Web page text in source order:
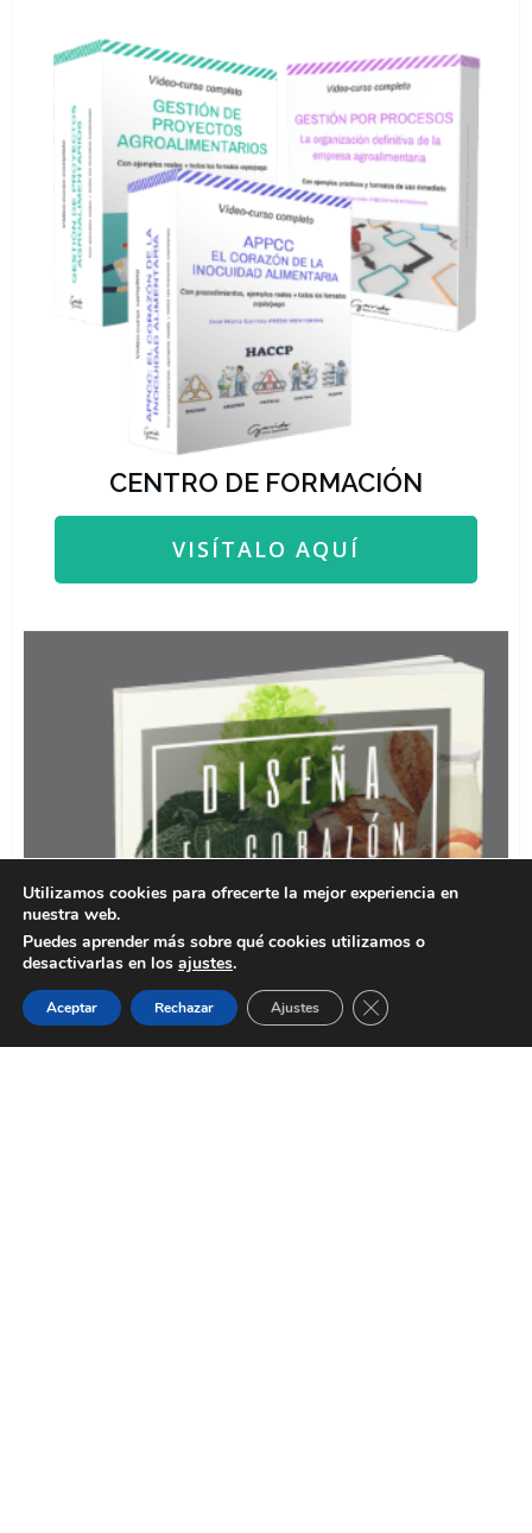
CENTRO DE FORMACIÓN
VISÍTALO AQUÍ
Utilizamos cookies para ofrecerte la mejor experiencia en
nuestra web.
Puedes aprender más sobre qué cookies utilizamos o
desactivarlas en los ajustes.
Aceptar Rechazar Ajustes Cerrar el banner de